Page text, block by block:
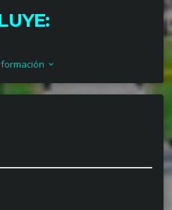
Bogotá – Lima – Cuzco –
keyboard_arrow_down